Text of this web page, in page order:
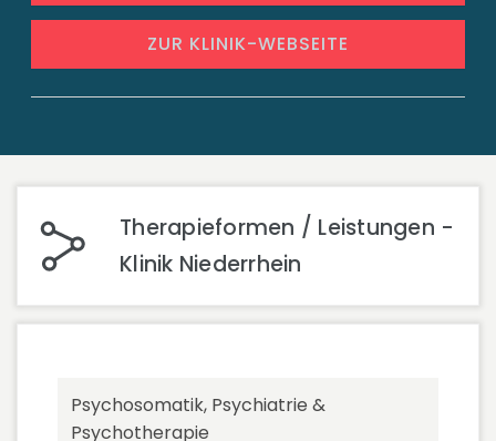
ZUR KLINIK-WEBSEITE
Therapieformen / Leistungen -
Klinik Niederrhein
Psychosomatik, Psychiatrie &
Psychotherapie